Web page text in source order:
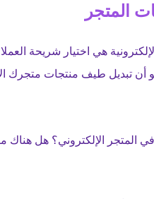
المتجر
هي اختيار شريحة
تبديل طيف منتجات متجرك
في المتجر الإلكتروني؟ هل